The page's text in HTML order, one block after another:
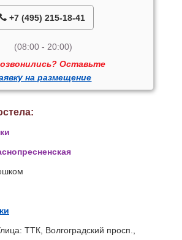
+7 (495) 215-18-41
(08:00 - 20:00)
Оставьте
на размещение
ТТК, Волгоградский просп.,